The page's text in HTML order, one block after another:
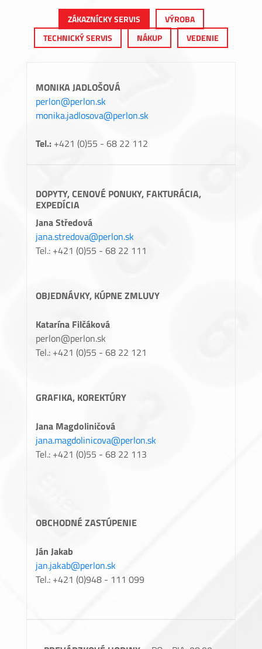
ZÁKAZNÍCKY SERVIS
VÝROBA
TECHNICKÝ SERVIS
NÁKUP VEDENIE
MONIKA JADLOŠOVÁ
perlon@perlon.sk
monika.jadlosova@perlon.sk
Tel.: +421 (0)55 - 68 22 112
DOPYTY, CENOVÉ PONUKY, FAKTURÁCIA,
EXPEDÍCIA
Jana Středová
jana.stredova@perlon.sk
Tel.: +421 (0)55 - 68 22 111
OBJEDNÁVKY, KÚPNE ZMLUVY
Katarína Filčáková
perlon@perlon.sk
Tel.: +421 (0)55 - 68 22 121
GRAFIKA, KOREKTÚRY
Jana Magdoliničová
jana.magdolinicova@perlon.sk
Tel.: +421 (0)55 - 68 22 113
OBCHODNÉ ZASTÚPENIE
Ján Jakab
jan.jakab@perlon.sk
Tel.: +421 (0)948 - 111 099